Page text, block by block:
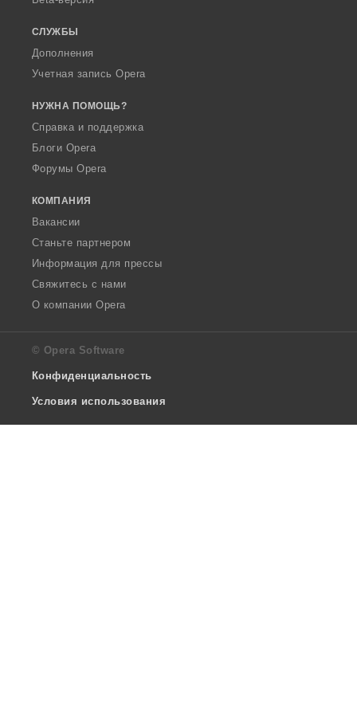
СЛУЖБЫ
Дополнения
Учетная запись Opera
НУЖНА ПОМОЩЬ?
Справка и поддержка
Блоги Opera
Форумы Opera
КОМПАНИЯ
Вакансии
Станьте партнером
Информация для прессы
Свяжитесь с нами
О компании Opera
© Opera Software
Конфиденциальность
Условия использования